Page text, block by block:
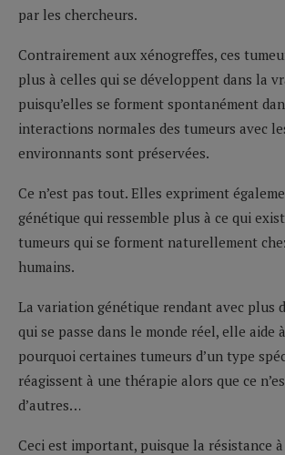
par les chercheurs.
Contrairement aux xénogreffes, ces
plus à celles qui se développent dans la
puisqu’elles se forment spontanément
interactions normales des tumeurs avec
environnants sont préservées.
Ce n’est pas tout. Elles expriment
génétique qui ressemble plus à ce qui
tumeurs qui se forment naturellement
humains.
La variation génétique rendant avec plus
qui se passe dans le monde réel, elle aide
pourquoi certaines tumeurs d’un type
réagissent à une thérapie alors que ce
d’autres…
Ceci est important, puisque la résistance